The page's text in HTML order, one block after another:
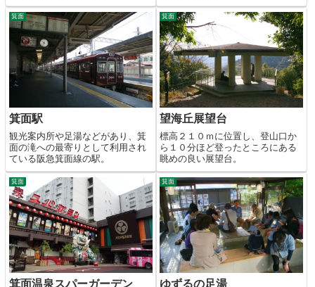
箕面
箕面駅
観光案内所や足湯などがあり、箕
面の滝への最寄りとして利用され
ている阪急箕面線の駅。
箕面
望海丘展望台
標高２１０ｍに位置し、登山口か
ら１０分ほど登ったところにある
眺めの良い展望台。
箕面
箕面温泉スパーガーデン
箕面
ゆずるの足湯